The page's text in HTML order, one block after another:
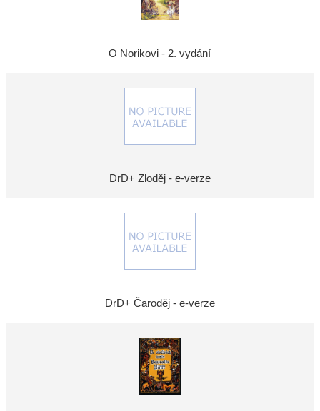
O Norikovi - 2. vydání
DrD+ Zloděj - e-verze
DrD+ Čaroděj - e-verze